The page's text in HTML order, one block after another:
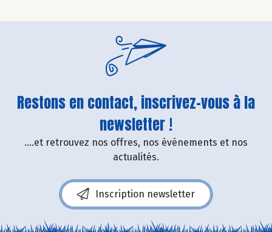
Restons en contact, inscrivez-vous à la
newsletter !
....et retrouvez nos offres, nos événements et nos
actualités.
Inscription newsletter